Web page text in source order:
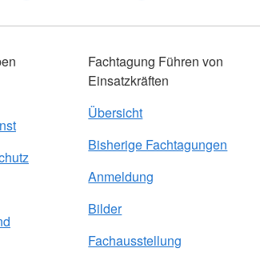
Fachtagung Führen von
Einsatzkräften
Übersicht
Bisherige Fachtagungen
Anmeldung
Bilder
Fachausstellung